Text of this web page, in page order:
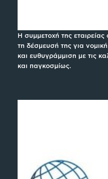
Η συμμετοχή της εταιρείας
τη δέσμευσή της για
και ευθυγράμμιση με τις
και παγκοσμίως.